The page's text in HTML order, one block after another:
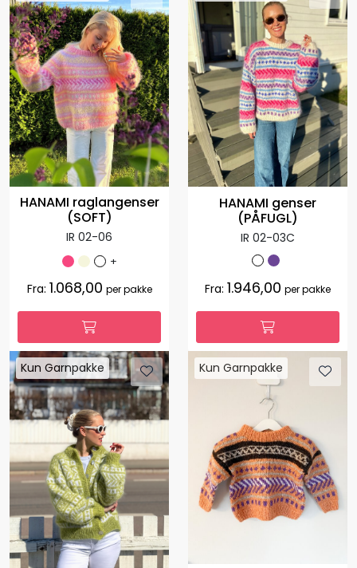
HANAMI raglangenser
(SOFT)
IR 02-06
+
Fra: 1.068,00 per pakke
HANAMI genser
(PÅFUGL)
IR 02-03C
Fra: 1.946,00 per pakke
Kun Garnpakke Kun Garnpakke